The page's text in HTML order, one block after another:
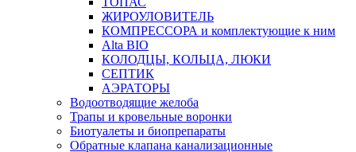
ЖИРОУЛОВИТЕЛЬ
КОМПРЕССОРА и комплектующие к ним
Alta BIO
КОЛОДЦЫ, КОЛЬЦА, ЛЮКИ
СЕПТИК
АЭРАТОРЫ
Водоотводящие желоба
Трапы и кровельные воронки
Биотуалеты и биопрепараты
Обратные клапана канализационные